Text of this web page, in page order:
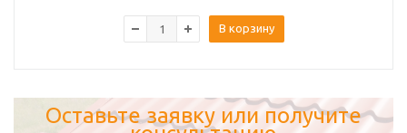
В корзину
Оставьте заявку или получите